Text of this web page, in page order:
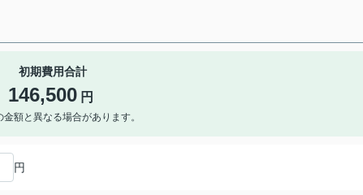
初期費用合計
146,500 円
額と異なる場合があります。
円